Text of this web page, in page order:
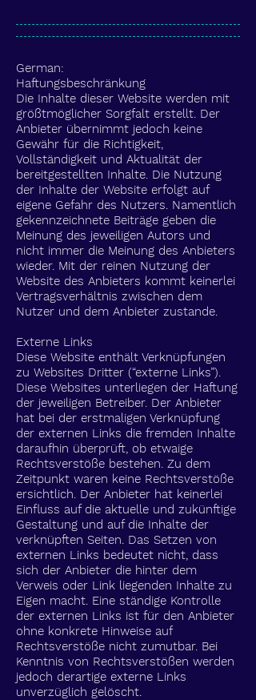
German:
​Haftungsbeschränkung
Die Inhalte dieser Website werden mit
größtmöglicher Sorgfalt erstellt. Der
Anbieter übernimmt jedoch keine
Gewähr für die Richtigkeit,
Vollständigkeit und Aktualität der
bereitgestellten Inhalte. Die Nutzung
der Inhalte der Website erfolgt auf
eigene Gefahr des Nutzers. Namentlich
gekennzeichnete Beiträge geben die
Meinung des jeweiligen Autors und
nicht immer die Meinung des Anbieters
wieder. Mit der reinen Nutzung der
Website des Anbieters kommt keinerlei
Vertragsverhältnis zwischen dem
Nutzer und dem Anbieter zustande.
Externe Links
Diese Website enthält Verknüpfungen
zu Websites Dritter (“externe Links”).
Diese Websites unterliegen der Haftung
der jeweiligen Betreiber. Der Anbieter
hat bei der erstmaligen Verknüpfung
der externen Links die fremden Inhalte
daraufhin überprüft, ob etwaige
Rechtsverstöße bestehen. Zu dem
Zeitpunkt waren keine Rechtsverstöße
ersichtlich. Der Anbieter hat keinerlei
Einfluss auf die aktuelle und zukünftige
Gestaltung und auf die Inhalte der
verknüpften Seiten. Das Setzen von
externen Links bedeutet nicht, dass
sich der Anbieter die hinter dem
Verweis oder Link liegenden Inhalte zu
Eigen macht. Eine ständige Kontrolle
der externen Links ist für den Anbieter
ohne konkrete Hinweise auf
Rechtsverstöße nicht zumutbar. Bei
Kenntnis von Rechtsverstößen werden
jedoch derartige externe Links
unverzüglich gelöscht.